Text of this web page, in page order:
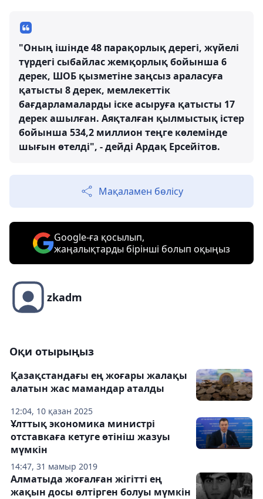
"Оның ішінде 48 парақорлық дерегі, жүйелі
түрдегі сыбайлас жемқорлық бойынша 6
дерек, ШОБ қызметіне заңсыз араласуға
қатысты 8 дерек, мемлекеттік
бағдарламаларды іске асыруға қатысты 17
дерек ашылған. Аяқталған қылмыстық істер
бойынша 534,2 миллион теңге көлемінде
шығын өтелді", - дейді Ардақ Ерсейітов.
Мақаламен бөлісу
Google-ға қосылып,
жаңалықтарды бірінші болып оқыңыз
zkadm
Оқи отырыңыз
12:04, 10 қазан 2025
Қазақстандағы ең жоғары жалақы
алатын жас мамандар аталды
14:47, 31 мамыр 2019
Ұлттық экономика министрі
отставкаға кетуге өтініш жазуы
мүмкін
Алматыда жоғалған жігітті ең
жақын досы өлтірген болуы мүмкін